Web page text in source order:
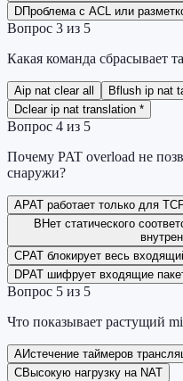
DПроблема с ACL или
Вопрос 3 из 5
Какая команда сбрасывает
Aip nat clear all Bflush ip nat
Dclear ip nat translation *
Вопрос 4 из 5
Почему PAT overload не
снаружи?
APAT работает только для
B Нет статического
CPAT блокирует весь
DPAT шифрует входящие
Вопрос 5 из 5
Что показывает растущий
AИстечение таймеров
CВысокую нагрузку на NAT